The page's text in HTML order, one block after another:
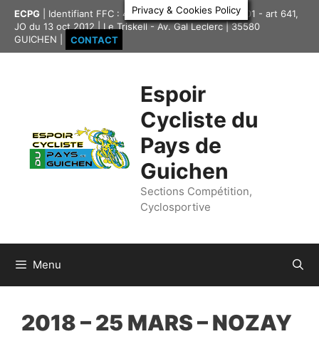
contenu
ECPG | Identifiant FFC : 4335417 | Association loi 1901 - art 641,
JO du 13 oct 2012 | Le Triskell - Av. Gal Leclerc | 35580
GUICHEN |
CONTACT
Espoir
Cycliste du
Pays de
Guichen
Sections Compétition,
Cyclosportive
Menu
2018 – 25 MARS – NOZAY
Privacy & Cookies Policy